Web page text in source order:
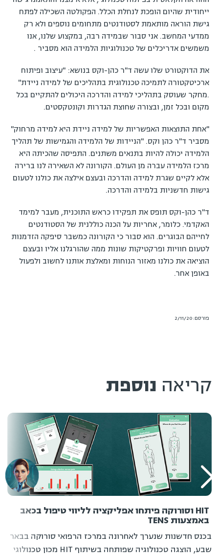
ייחודית שהיום הופכת לנחלת הכלל. הפקולטה השכילה לפתח
גישת הוראה מותאמת לסטודנטים מתחומים נוספים ולא רק
ממדעי המחשב. אני סבור שבמידה רבה, במקצוע שלנו, אנו
משמשים אדריכלים של טכנולוגיות הלמידה הוא מסביר .
את הדוקטורט שלו עשה ד"ר כהן-וקס בנושא: "עיצוב ופיתוח
ארכיטקטורה לתמיכה טכנולוגית בתהליכים של למידה ניידת"
.מחקר שעוסק בתהליכי למידה והדרכה היכולים להתקיים בכל
מקום ובכל זמן, ובצורה שחוצת הגדרות וקונטקסטים.
"אחת התוצאות האפשריות של למידה ניידת היא למידה מרחוק"
מסביר ד"ר כהן וקס. "הניידות של הלמידה והגמישות של תהליך
הלמידה יכולה להיות בתנאים משתנים. התפיסה שהכיתה היא
מרכז הלמידה עברה מן העולם. הקורונה לא השאירה לנו ברירה
אלא לקיים שגרת למידה והדרכה ובעצם אילצה את כולנו לטעום
גישות חדשניות בלמידה והדרכה.
ד"ר כהן-וקס תופס את תפקידו כראש התוכנית, מעבר למימד
האקדמי. כלומר, אחריות על הכנה כוללנית של הסטודנטים
לחייהם הבוגרים. הוא סבור כי הקורונה כמשבר סיפקה הזדמנות
לטעום חוויות ופרקטיקות שונות ממה שהורגלנו אליו ובעצם
הוציאה את כולנו מאזור הנוחות ומאלצת אותנו לחשוב ולפעול
באופן אחר.
פורסם: 2/11/20
קריאה נוספת
HIT וסורוקה פיתחו אפליקציה לליווי טיפול בכאב
באמצעות TENS
בכנס חדשנות שנערך לאחרונה במרכז הרפואי סורוקה בבאר
שבע, הוצגה טכנולוגיה שפותחה בשיתוף HIT מכון טכנולוגי